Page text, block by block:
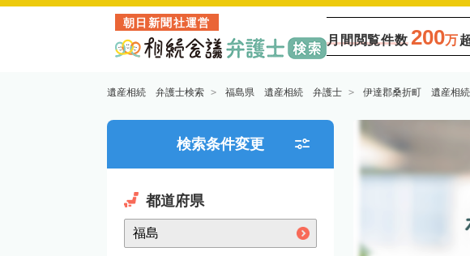
朝日新聞社運営
月間閲覧件数 200万
遺産相続 弁護士検索 福島県 遺産相続 弁護士 伊達郡桑折町 遺産相
検索条件変更
都道府県